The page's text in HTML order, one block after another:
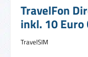
TravelFon
inkl. 10 Euro
TravelSIM